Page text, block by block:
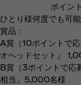
ポイント獲得は
ひとり様何度でも可能
賞品：
A賞（10ポイントで
オヘッドセット』
B賞（3ポイントで
相当』5,000名様